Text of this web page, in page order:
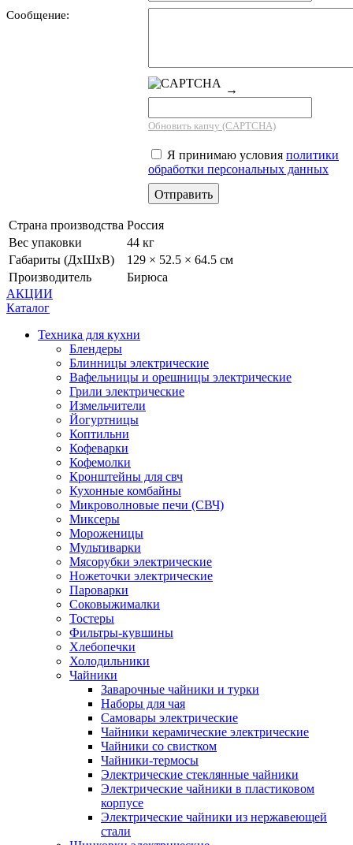
Сообщение:
→
Обновить капчу (CAPTCHA)
Я принимаю условия политики
обработки персональных данных
Страна производства Россия
Вес упаковки
44 кг
Габариты (ДхШхВ)
129 × 52.5 × 64.5 см
Производитель
Бирюса
АКЦИИ
Каталог
Техника для кухни
Блендеры
Блинницы электрические
Вафельницы и орешницы электрические
Грили электрические
Измельчители
Йогуртницы
Коптильни
Кофеварки
Кофемолки
Кронштейны для свч
Кухонные комбайны
Микроволновые печи (СВЧ)
Миксеры
Мороженицы
Мультиварки
Мясорубки электрические
Ножеточки электрические
Пароварки
Соковыжималки
Тостеры
Фильтры-кувшины
Хлебопечки
Холодильники
Чайники
Заварочные чайники и турки
Наборы для чая
Самовары электрические
Чайники керамические электрические
Чайники со свистком
Чайники-термосы
Электрические стеклянные чайники
Электрические чайники в пластиковом
корпусе
Электрические чайники из нержавеющей
стали